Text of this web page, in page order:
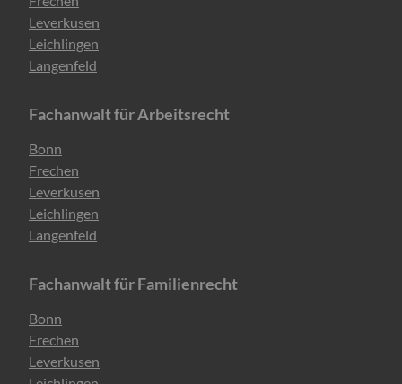
Leverkusen
Leichlingen
Langenfeld
Fachanwalt für Arbeitsrecht
Navigation
überspringen
Bonn
Frechen
Leverkusen
Leichlingen
Langenfeld
Fachanwalt für Familienrecht
Navigation
überspringen
Bonn
Frechen
Leverkusen